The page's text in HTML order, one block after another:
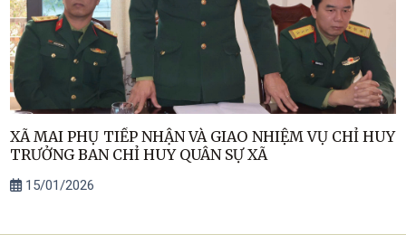
XÃ MAI PHỤ TIẾP NHẬN VÀ GIAO NHIỆM VỤ CHỈ HUY
TRƯỞNG BAN CHỈ HUY QUÂN SỰ XÃ
15/01/2026